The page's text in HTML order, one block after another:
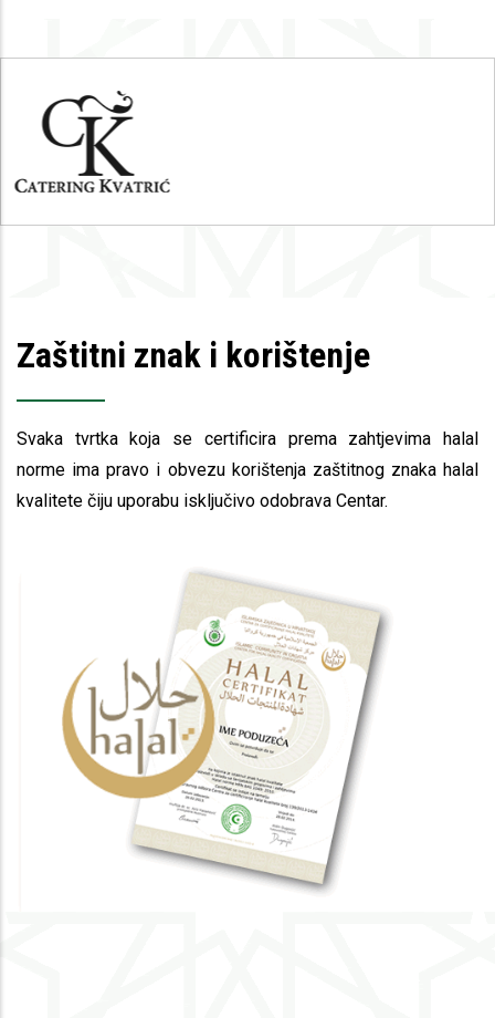
Zaštitni znak i korištenje
Svaka tvrtka koja se certificira prema zahtjevima halal
norme ima pravo i obvezu korištenja zaštitnog znaka halal
kvalitete čiju uporabu isključivo odobrava Centar.